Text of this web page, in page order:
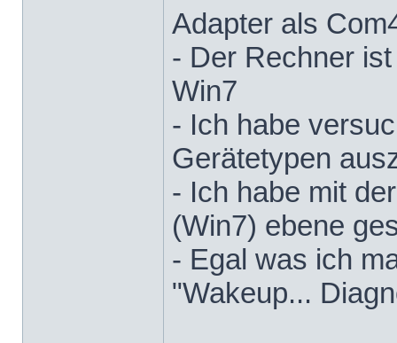
Adapter als
- Der Rechner
Win7
- Ich habe
Gerätetypen
- Ich habe mit
(Win7) ebene
- Egal was ich
"Wakeup...